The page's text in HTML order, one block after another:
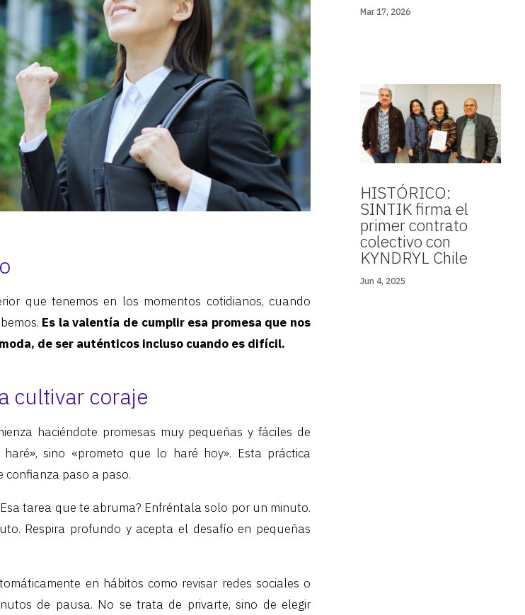
que tenemos en los momentos cotidianos, cuando
Es la valentía de cumplir esa promesa que nos
de ser auténticos incluso cuando es difícil.
cultivar coraje
haciéndote promesas muy pequeñas y fáciles de
sino «prometo que lo haré hoy». Esta práctica
paso a paso.
tarea que te abruma? Enfréntala solo por un minuto.
Respira profundo y acepta el desafío en pequeñas
en hábitos como revisar redes sociales o
de pausa. No se trata de privarte, sino de elegir
Mar 17, 2026
HISTÓRICO:
SINTIK firma el
primer contrato
colectivo con
KYNDRYL Chile
Jun 4, 2025